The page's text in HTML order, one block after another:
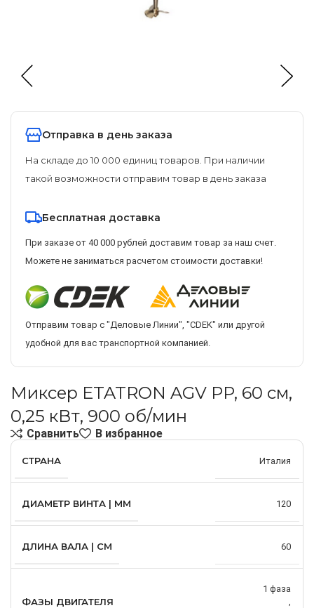
Отправка в день заказа
На складе до 10 000 единиц товаров. При наличии
такой возможности отправим товар в день заказа
Бесплатная доставка
При заказе от 40 000 рублей доставим товар за наш счет.
Можете не заниматься расчетом стоимости доставки!
Отправим товар с "Деловые Линии", "CDEK" или другой
удобной для вас транспортной компанией.
Миксер ETATRON AGV PP, 60 см,
0,25 кВт, 900 об/мин
Сравнить В избранное
СТРАНА Италия
ДИАМЕТР ВИНТА | ММ 120
ДЛИНА ВАЛА | СМ 60
ФАЗЫ ДВИГАТЕЛЯ
1 фаза
,